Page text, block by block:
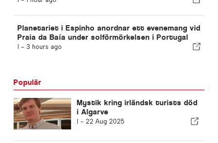
Planetariet i Espinho anordnar ett evenemang vid
Praia da Baía under solförmörkelsen i Portugal
I - 3 hours ago
Populär
Mystik kring irländsk turists död
i Algarve
I - 22 Aug 2025